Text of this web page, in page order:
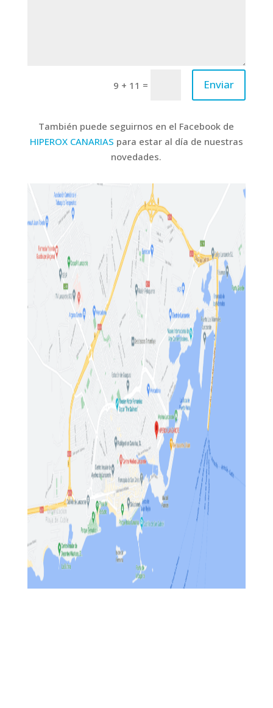
9 + 11 = Enviar
También puede seguirnos en el Facebook de
HIPEROX CANARIAS para estar al día de nuestras
novedades.